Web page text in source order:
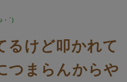
・´)
るけど叩かれて
つまらんからや